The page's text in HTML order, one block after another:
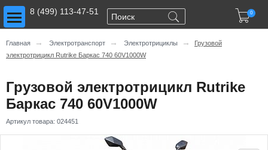
0
8 (499) 113-47-51
Toggle main menu visibility
Главная → Электротранспорт → Электротрициклы →
Грузовой
электротрицикл Rutrike Баркас 740 60V1000W
Грузовой электротрицикл Rutrike
Баркас 740 60V1000W
Артикул товара: 024451